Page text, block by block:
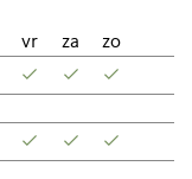
vr za
zo